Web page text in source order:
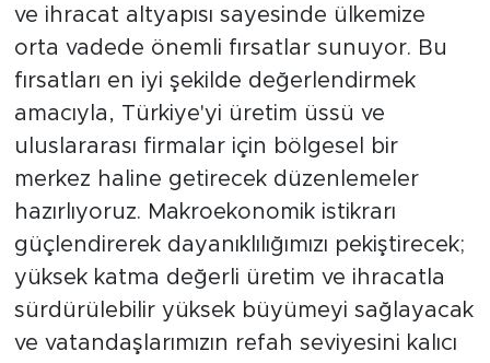
ve ihracat altyapısı sayesinde ülkemize
orta vadede önemli fırsatlar sunuyor. Bu
fırsatları en iyi şekilde değerlendirmek
amacıyla, Türkiye'yi üretim üssü ve
uluslararası firmalar için bölgesel bir
merkez haline getirecek düzenlemeler
hazırlıyoruz. Makroekonomik istikrarı
güçlendirerek dayanıklılığımızı pekiştirecek;
yüksek katma değerli üretim ve ihracatla
sürdürülebilir yüksek büyümeyi sağlayacak
ve vatandaşlarımızın refah seviyesini kalıcı